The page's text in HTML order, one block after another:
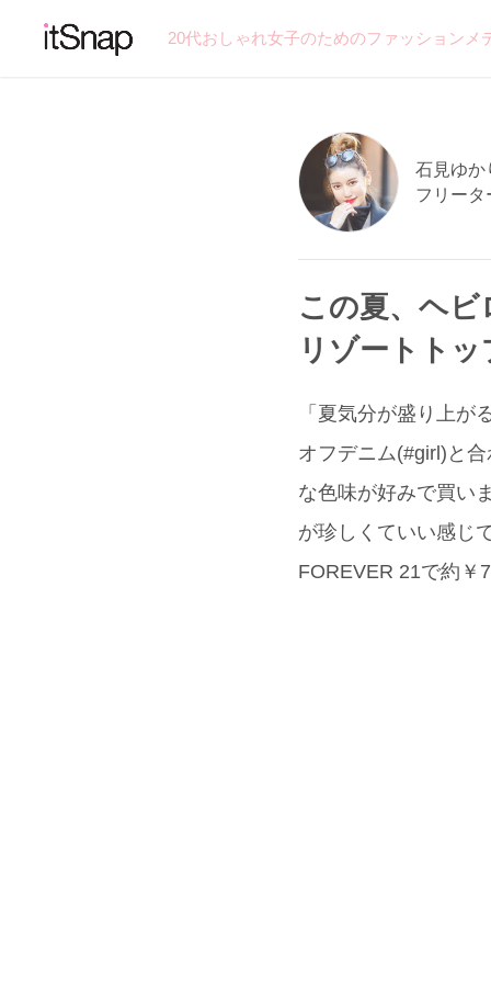
20代おしゃれ女子のためのファッション
石見ゆか
フリータ
この夏、ヘ
リゾートト
「夏気分が盛り上
オフデニム(#girl)と
な色味が好みで買い
が珍しくていい感じ
FOREVER 21で約